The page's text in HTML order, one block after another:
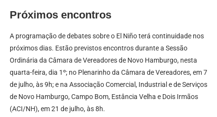
Próximos encontros
A programação de debates sobre o El Niño terá continuidade nos
próximos dias. Estão previstos encontros durante a Sessão
Ordinária da Câmara de Vereadores de Novo Hamburgo, nesta
quarta-feira, dia 1º; no Plenarinho da Câmara de Vereadores, em 7
de julho, às 9h; e na Associação Comercial, Industrial e de Serviços
de Novo Hamburgo, Campo Bom, Estância Velha e Dois Irmãos
(ACI/NH), em 21 de julho, às 8h.